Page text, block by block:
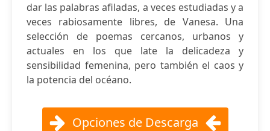
dar las palabras afiladas, a veces estudiadas y a
veces rabiosamente libres, de Vanesa. Una
selección de poemas cercanos, urbanos y
actuales en los que late la delicadeza y
sensibilidad femenina, pero también el caos y
la potencia del océano.
Opciones de Descarga